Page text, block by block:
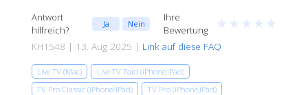
Antwort
hilfreich?
Ja Nein
Ihre
Bewertung
★ ★ ★ ★ ★
KH1548 | 13. Aug 2025 | Link auf diese FAQ
Live TV (Mac)
Live TV Paid (iPhone,iPad)
TV Pro Classic (iPhone/iPad)
TV Pro (iPhone,iPad)